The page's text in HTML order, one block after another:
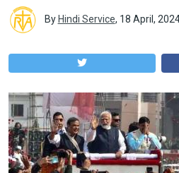
By Hindi Service, 18 April,